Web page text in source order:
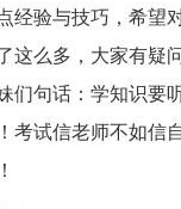
经验与技巧，希望
这么多，大家有疑
们句话：学知识要
考试信老师不如信